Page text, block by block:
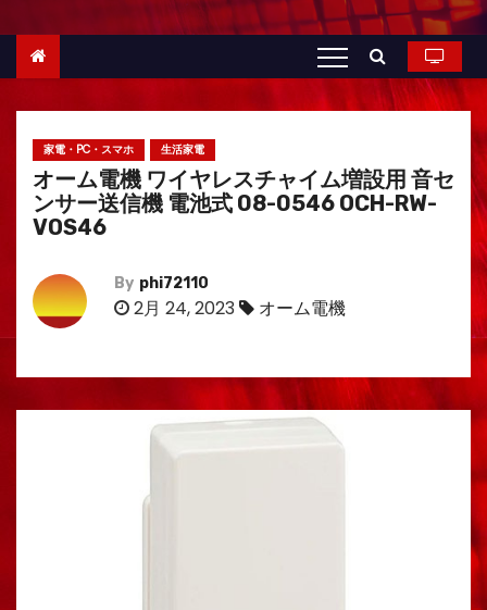
家電・PC・スマホ 生活家電
オーム電機 ワイヤレスチャイム増設用 音セ
ンサー送信機 電池式 08-0546 OCH-RW-
VOS46
By phi72110
2月 24, 2023 オーム電機